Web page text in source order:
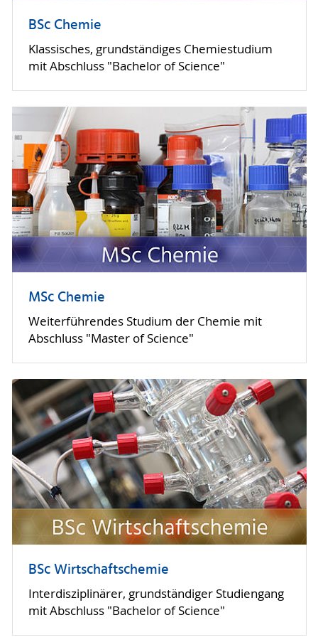
BSc Chemie
Klassisches, grundständiges Chemiestudium
mit Abschluss "Bachelor of Science"
MSc Chemie
Weiterführendes Studium der Chemie mit
Abschluss "Master of Science"
BSc Wirtschaftschemie
Interdisziplinärer, grundständiger Studiengang
mit Abschluss "Bachelor of Science"